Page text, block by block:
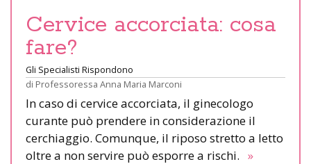
Cervice accorciata: cosa
fare?
Gli Specialisti Rispondono
di Professoressa Anna Maria Marconi
In caso di cervice accorciata, il ginecologo
curante può prendere in considerazione il
cerchiaggio. Comunque, il riposo stretto a letto
oltre a non servire può esporre a rischi. »